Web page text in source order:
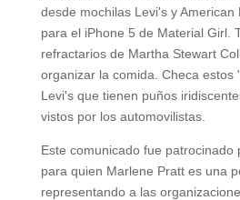
desde mochilas Levi's y American
para el iPhone 5 de Material Girl.
refractarios de Martha Stewart
organizar la comida. Checa estos
Levi's que tienen puños
vistos por los automovilistas.
Este comunicado fue patrocinado
para quien Marlene Pratt es una
representando a las